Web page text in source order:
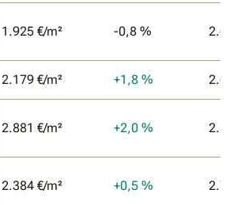
1.925 €/m² -0,8 %
2.179 €/m² +1,8 %
2.881 €/m² +2,0 %
2.384 €/m² +0,5 %